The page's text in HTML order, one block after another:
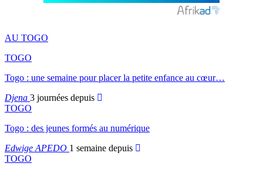
AU TOGO
TOGO
Togo : une semaine pour placer la petite enfance au cœur…
Djena 3 journées depuis
TOGO
Togo : des jeunes formés au numérique
Edwige APEDO 1 semaine depuis
TOGO